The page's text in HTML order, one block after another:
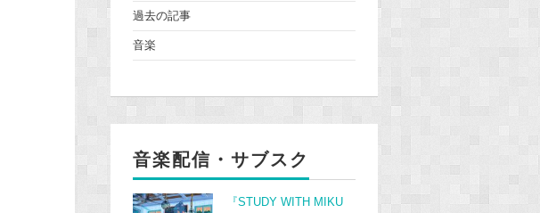
過去の記事
音楽
音楽配信・サブスク
『STUDY WITH MIKU